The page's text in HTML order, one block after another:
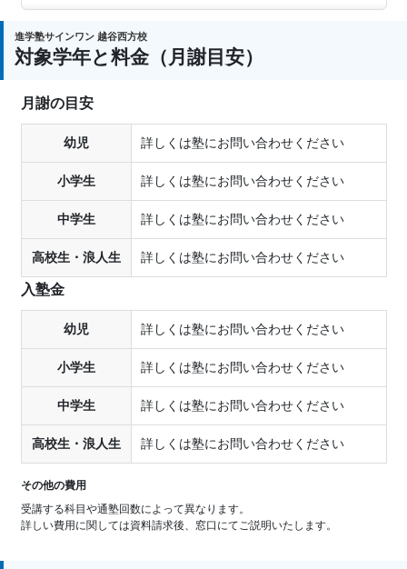
進学塾サインワン 越谷西方校
対象学年と料金（月謝目安）
月謝の目安
幼児 詳しくは塾にお問い合わせください
小学生 詳しくは塾にお問い合わせください
中学生 詳しくは塾にお問い合わせください
高校生・浪人生 詳しくは塾にお問い合わせください
入塾金
幼児 詳しくは塾にお問い合わせください
小学生 詳しくは塾にお問い合わせください
中学生 詳しくは塾にお問い合わせください
高校生・浪人生 詳しくは塾にお問い合わせください
その他の費用
受講する科目や通塾回数によって異なります。
詳しい費用に関しては資料請求後、窓口にてご説明いたします。